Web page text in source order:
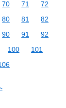
70 71
72
80 81
82
90 91
92
100
101